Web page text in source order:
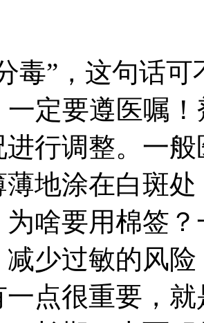
毒”，这句话
一定要遵医嘱
进行调整。一
地涂在白斑
为啥要用棉签
少过敏的风
点很重要，